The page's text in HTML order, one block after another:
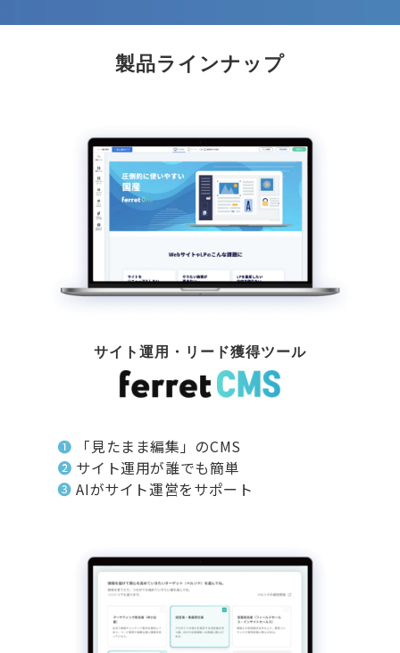
製品ラインナップ
サイト運用・リード獲得ツール
❶ 「見たまま編集」のCMS
❷ サイト運用が誰でも簡単
❸ AIがサイト運営をサポート